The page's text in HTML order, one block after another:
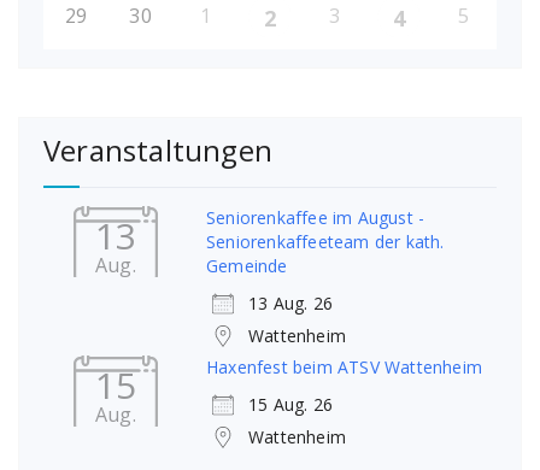
29 30 1 2 3 4 5
Veranstaltungen
13
Aug.
Seniorenkaffee im August -
Seniorenkaffeeteam der kath.
Gemeinde
13 Aug. 26
Wattenheim
15
Aug.
Haxenfest beim ATSV Wattenheim
15 Aug. 26
Wattenheim